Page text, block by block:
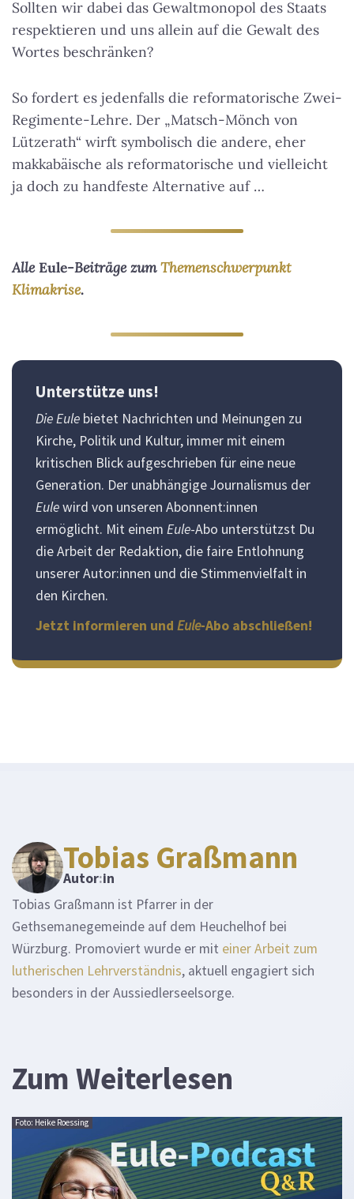
Sollten wir dabei das Gewaltmonopol des Staats
respektieren und uns allein auf die Gewalt des
Wortes beschränken?
So fordert es jedenfalls die reformatorische Zwei-
Regimente-Lehre. Der „Matsch-Mönch von
Lützerath“ wirft symbolisch die andere, eher
makkabäische als reformatorische und vielleicht
ja doch zu handfeste Alternative auf …
AlleEule-Beiträge zumThemenschwerpunkt
Klimakrise.
Unterstütze uns!
Die Eule bietet Nachrichten und Meinungen zu
Kirche, Politik und Kultur, immer mit einem
kritischen Blick aufgeschrieben für eine neue
Generation. Der unabhängige Journalismus der
Eulewird von unseren Abonnent:innen
ermöglicht. Mit einem Eule-Abo unterstützst Du
die Arbeit der Redaktion, die faire Entlohnung
unserer Autor:innen und die Stimmenvielfalt in
den Kirchen.
Jetzt informieren und Eule-Abo abschließen!
Tobias Graßmann
Autor:in
Tobias Graßmann ist Pfarrer in der
Gethsemanegemeinde auf dem Heuchelhof bei
Würzburg. Promoviert wurde er mit einer Arbeit zum
lutherischen Lehrverständnis, aktuell engagiert sich
besonders in der Aussiedlerseelsorge.
Zum Weiterlesen
Foto: Heike Roessing